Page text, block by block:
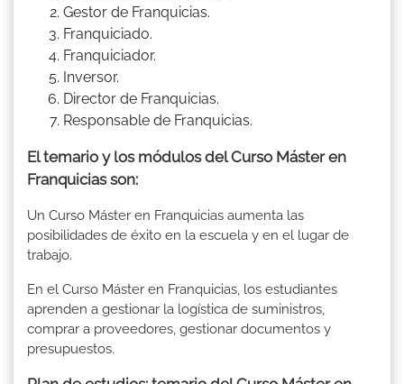
Gestor de Franquicias.
Franquiciado.
Franquiciador.
Inversor.
Director de Franquicias.
Responsable de Franquicias.
El temario y los módulos del Curso Máster en
Franquicias son:
Un Curso Máster en Franquicias aumenta las
posibilidades de éxito en la escuela y en el lugar de
trabajo.
En el Curso Máster en Franquicias, los estudiantes
aprenden a gestionar la logística de suministros,
comprar a proveedores, gestionar documentos y
presupuestos.